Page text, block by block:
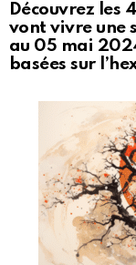
Découvrez les
vont vivre une
au 05 mai
basées sur